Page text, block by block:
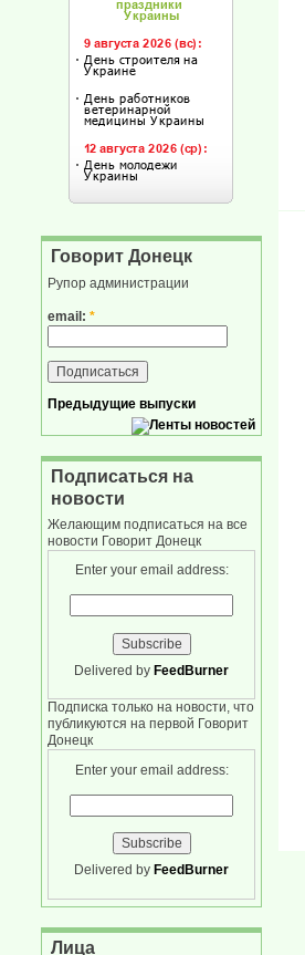
Говорит Донецк
Рупор администрации
email: *
Предыдущие выпуски
Подписаться на
новости
Желающим подписаться на все
новости Говорит Донецк
Enter your email address:
Delivered by FeedBurner
Подписка только на новости, что
публикуются на первой Говорит
Донецк
Enter your email address:
Delivered by FeedBurner
Лица